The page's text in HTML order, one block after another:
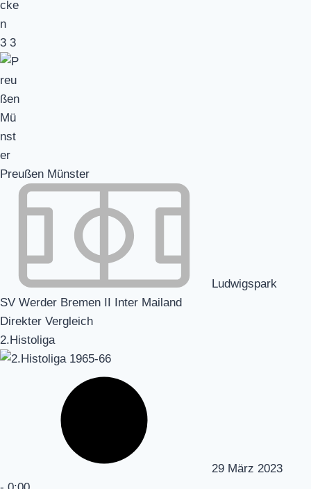
3 3
Preußen Münster
Ludwigspark
SV Werder Bremen II Inter Mailand
Direkter Vergleich
2.Histoliga
29 März 2023